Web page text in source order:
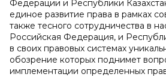
Федерации и Республики
единое развитие права в рамках
также тесного сотрудничества в
Российская Федерация, и
в своих правовых системах
обозрение которых поднимет
имплементации определенных